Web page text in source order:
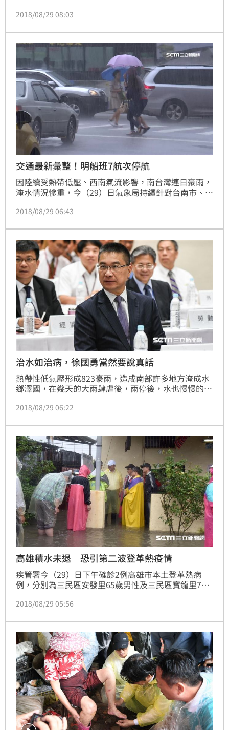
3萬5，淹水當下沒拍照，補拍水痕也可以，但有人說如
也就是以水波動的高點，從寬發放！
2018/08/29 08:03
交通最新彙整！明船班7航次停航
因陸續受熱帶低壓、西南氣流影響，南台灣連日豪雨，
淹水情況慘重，今（29）日氣象局持續針對台南市、澎
特報，交通異動部分，《三立新聞網》也將隨時更新交
2018/08/29 06:43
治水如治病，徐國勇當然要說真話
熱帶性低氣壓形成823豪雨，造成南部許多地方淹成水
鄉澤國，在幾天的大雨肆虐後，雨停後，水也慢慢的退
水患發生的當下，內政部長徐國勇關心災情，並提出
觀點，其實就是一種風險管理概念。
2018/08/29 06:22
高雄積水未退 恐引第二波登革熱疫情
疾管署今（29）日下午確診2例高雄市本土登革熱病
例，分別為三民區安發里65歲男性及三民區寶龍里71
（8月28日）通報登革熱且均快篩檢驗陽性，2人目前
近日水災無關，不過由於三民區目前仍有積水情形，恐
引第二波疫情，高雄市政府已緊急動員人力進行社區孳
生源清除。
2018/08/29 05:56